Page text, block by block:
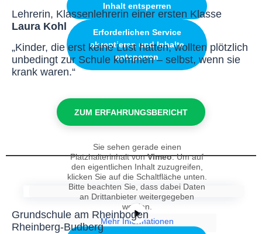
Inhalt entsperren
Erforderlichen Service
akzeptieren und Inhalte
entsperren
Lehrerin, Klassenlehrerin einer ersten Klasse
Laura Kohl
„Kinder, die erst keine Lust hatten, wollten plötzlich
unbedingt zur Schule kommen – selbst, wenn sie
krank waren.“
ZUM ERFAHRUNGSBERICHT
Sie sehen gerade einen
Platzhalterinhalt vonVimeo. Um auf
den eigentlichen Inhalt zuzugreifen,
klicken Sie auf die Schaltfläche unten.
Bitte beachten Sie, dass dabei Daten
an Drittanbieter weitergegeben
werden.
Mehr Informationen
Grundschule am Rheinbogen
Rheinberg-Budberg